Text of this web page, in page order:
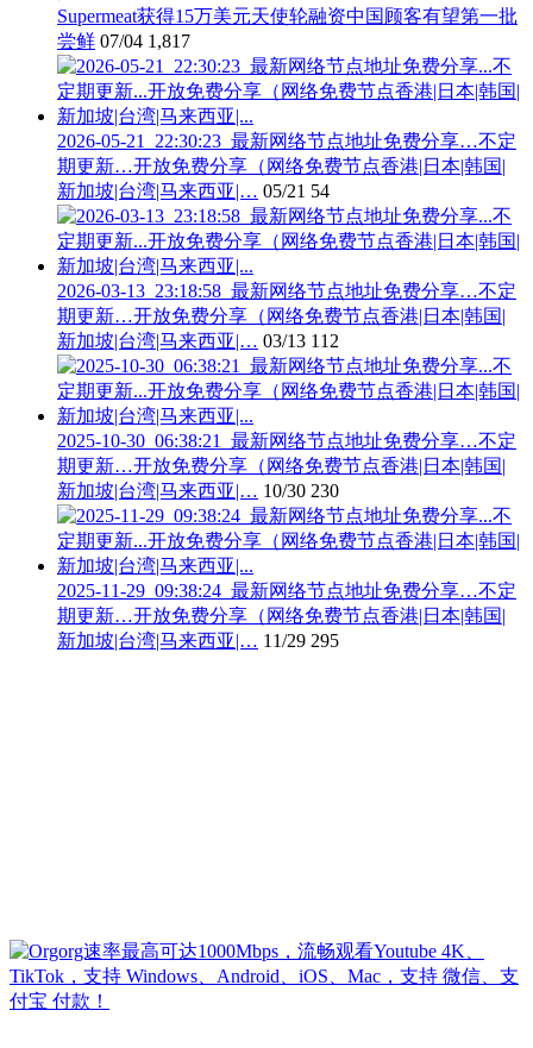
Supermeat获得15万美元天使轮融资中国顾客有望第一批
尝鲜 07/04 1,817
2026-05-21_22:30:23_最新网络节点地址免费分享…不定
期更新…开放免费分享（网络免费节点香港|日本|韩国|
新加坡|台湾|马来西亚|… 05/21 54
2026-03-13_23:18:58_最新网络节点地址免费分享…不定
期更新…开放免费分享（网络免费节点香港|日本|韩国|
新加坡|台湾|马来西亚|… 03/13 112
2025-10-30_06:38:21_最新网络节点地址免费分享…不定
期更新…开放免费分享（网络免费节点香港|日本|韩国|
新加坡|台湾|马来西亚|… 10/30 230
2025-11-29_09:38:24_最新网络节点地址免费分享…不定
期更新…开放免费分享（网络免费节点香港|日本|韩国|
新加坡|台湾|马来西亚|… 11/29 295